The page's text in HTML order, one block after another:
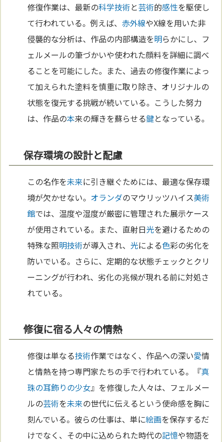
修復作業は、最新の科学技術と芸術的感性を駆使し
て行われている。例えば、赤外線やX線を用いた非
侵襲的な分析は、作品の内部構造を明らかにし、フ
ェルメールの筆づかいや使われた顔料を詳細に調べ
ることを可能にした。また、過去の修復作業によっ
て加えられた塗料を慎重に取り除き、オリジナルの
状態を復元する挑戦が続いている。こうした努力
は、作品の本来の輝きを蘇らせる鍵となっている。
保存環境の設計と配慮
この名作を未来に引き継ぐためには、最適な保存環
境が欠かせない。 オランダのマウリッツハイス美術
館では、温度や湿度が厳密に管理された展示ケース
が使用されている。また、直射日光を避けるための
特殊な照明技術が導入され、 光による色彩の劣化を
防いでいる。さらに、定期的な状態チェックとクリ
ーニングが行われ、劣化の兆候が現れる前に対処さ
れている。
修復に宿る人々の情熱
修復は単なる技術作業ではなく、作品への深い愛情
と情熱を持つ専門家たちの手で行われている。『真
珠の耳飾りの少女』を修復した人々は、フェルメー
ルの芸術を未来の世代に伝えるという使命感を胸に
刻んでいる。彼らの仕事は、単に絵画を保存するだ
けでなく、その中に込められた時代の記憶や物語を